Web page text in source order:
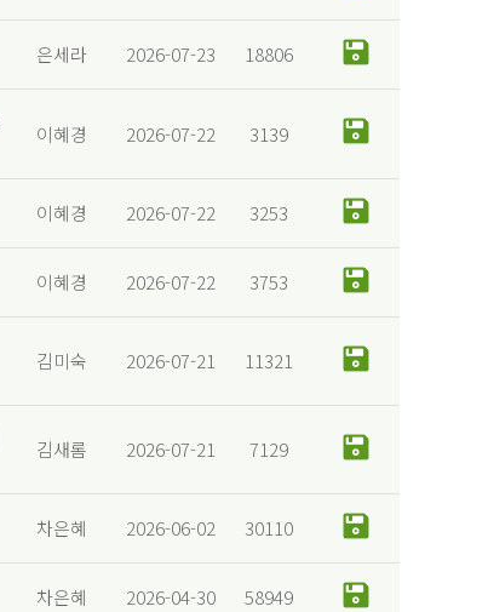
은세라 2026-07-23 18806
이혜경 2026-07-22 3139
이혜경 2026-07-22 3253
이혜경 2026-07-22 3753
김미숙 2026-07-21 11321
김새롬 2026-07-21 7129
차은혜 2026-06-02 30110
차은혜 2026-04-30 58949